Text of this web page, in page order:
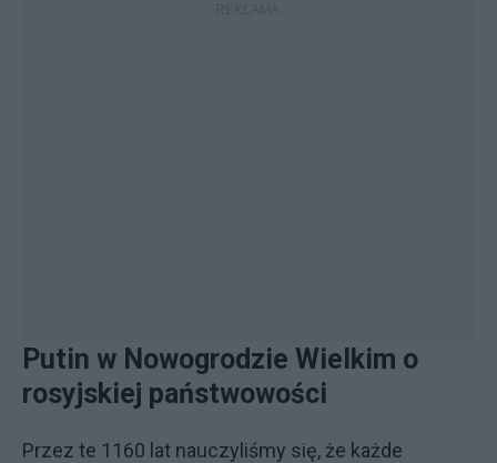
Putin w Nowogrodzie Wielkim o
rosyjskiej państwowości
Przez te 1160 lat nauczyliśmy się, że każde